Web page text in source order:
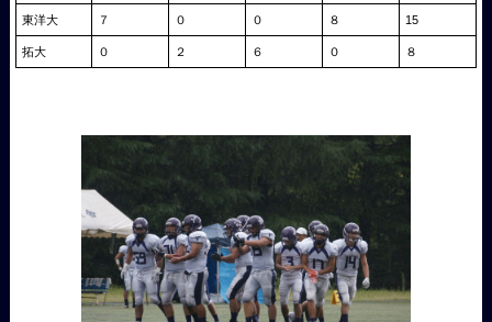
東洋大 ７ ０ ０ ８ 15
拓大 ０ ２ ６ ０ ８